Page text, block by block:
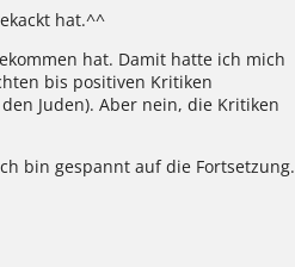
hat.^^
hat. Damit hatte ich mich
bis positiven Kritiken
Juden). Aber nein, die Kritiken
bin gespannt auf die Fortsetzung.